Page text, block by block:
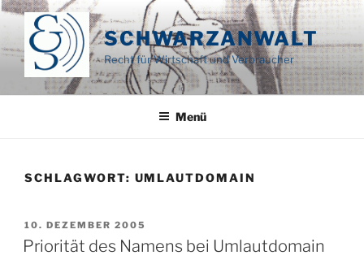
Zum
springen
SCHWARZANWALT
Recht für Wirtschaft und Verbraucher
Menü
SCHLAGWORT: UMLAUTDOMAIN
VERÖFFENTLICHT
AM
10. DEZEMBER 2005
Priorität des Namens bei Umlautdomain